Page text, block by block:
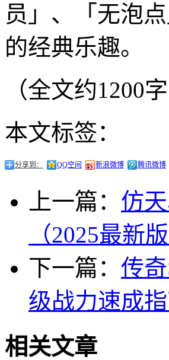
员」、「无泡
的经典乐趣。
（全文约1200
本文标签：
分享到： QQ空间 新浪微博 腾讯微博
上一篇： 仿
（2025最新版
下一篇： 传
级战力速成
相关文章